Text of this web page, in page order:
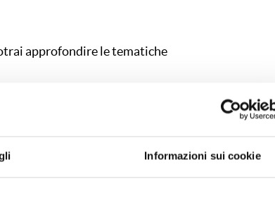
Informazioni sui cookie
approfondire le tematiche
per segnalarci il tuo